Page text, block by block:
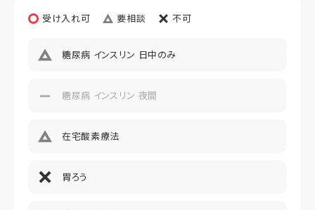
受け入れ可 要相談 不可
糖尿病 インスリン 日中のみ
糖尿病 インスリン 夜間
在宅酸素療法
胃ろう